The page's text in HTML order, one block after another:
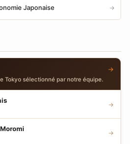
Japonaise →
Tokyo sélectionné par notre équipe.
→
→
→